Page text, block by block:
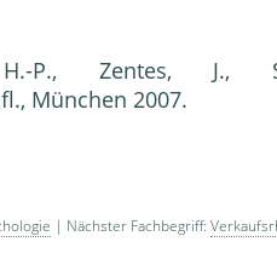
P., Zentes, J.,
München 2007.
| Nächster Fachbegriff: